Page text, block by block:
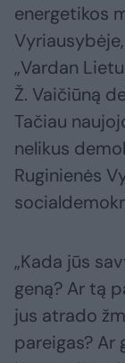
energetikos
„Vardan
Ž. Vaičiūną
Tačiau
nelikus
Ruginienės
„Kada jūs
geną? Ar tą
jus atrado
pareigas? Ar